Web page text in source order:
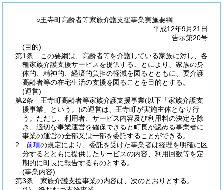
○王寺町高齢者等家族介護支援事業実施要綱
平成12年9月21日
告示第20号
(目的)
第1条
この要綱は、高齢者等を介護している家族に対し、各
種家族介護支援サービスを提供することにより、家族の身
体的、精神的、経済的負担の軽減を図るとともに、要介護
高齢者等の在宅生活の支援を図ることを目的とする。
(運営)
第2条
王寺町高齢者等家族介護支援事業(以下「家族介護支
援事業」という。)の運営は、王寺町が実施主体となり行
う。 ただし、利用者、サービス内容及び利用料の決定を除
き、適切な事業運営を確保できると町長が認める事業者に
事業の運営の全部又は一部を委託することができる。
2
前項の規定により、委託を受けた事業者は経理を明確に区
分するとともに提供したサービスの内容、利用回数等を定
期的に町長に報告するものとする。
(事業内容)
第3条
家族介護支援事業の内容は、次のとおりとする。